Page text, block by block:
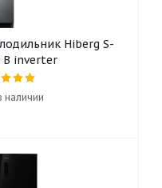
Hiberg S-
B inverter
наличии